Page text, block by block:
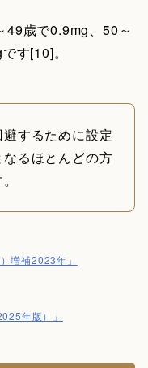
歳で0.9mg、50～
す[10]。
するために設定
るほとんどの方
増補2023年」
年版）」